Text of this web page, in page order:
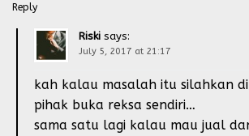
Reply
Riski says:
July 5, 2017 at 21:17
kah kalau masalah itu silahkan
pihak buka reksa sendiri…
sama satu lagi kalau mau jual